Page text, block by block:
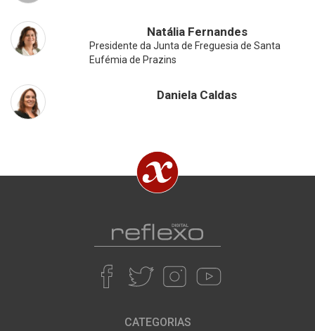
Natália Fernandes
Presidente da Junta de Freguesia de Santa
Eufémia de Prazins
Daniela Caldas
CATEGORIAS